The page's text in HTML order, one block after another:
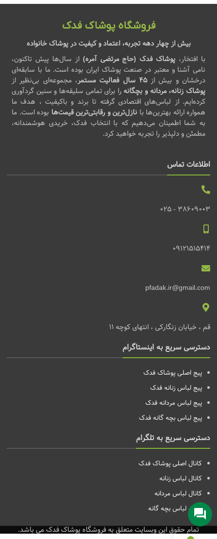
فروشگاه پوشاک فدک
بیش از چهار دهه تجربه، اعتماد و کیفیت در پوشاک خانواده
با افتخار، پوشاک فدک (حاج مرتضی آمره) از سال‌ها پیش تاکنون،
نامی آشنا و معتبر در صنعت پوشاک ایران بوده است. ما با سابقه‌ای
درخشان و بیش از۴۵ سال فعالیت مستمر
، مجموعه‌ای بی‌نظیر از
پوشاک زنانه، مردانه و بچگانهرا برای تمامی سلیقه‌ها و سنین گردآوری
کرده‌ایم. از لباس‌های اقتصادی گرفته تا برند و باکیفیت ، هدف ما
همواره ارائه بهترین‌ها با نازل‌ترین و رقابتی‌ترین قیمت‌ها بوده است. ما
به شما اطمینان می‌دهیم که با انتخاب فدک، خریدی هوشمندانه،
مطمئن و دلپذیر را تجربه خواهید کرد.
اطلاعات تماس
38609003 - 025
09121515414
pfadak.ir@gmail.com
قم ، خیابان زنگارکی ، انتهای کوچه 11
دسترسی سریع به اینستاگرام
پیج اصلی پوشاک فدک
پیج لباس زنانهفدک
پیج لباس مردانهفدک
پیج لباس بچه گانهفدک
دسترسی سریع به تلگرام
کانال اصلی پوشاک فدک
کانال لباس زنانه
کانال لباس مردانه
کانال لباس بچه گانه
تمام حقوق این وبسایت متعلق به فروشگاه پوشاک فدک می باشد.